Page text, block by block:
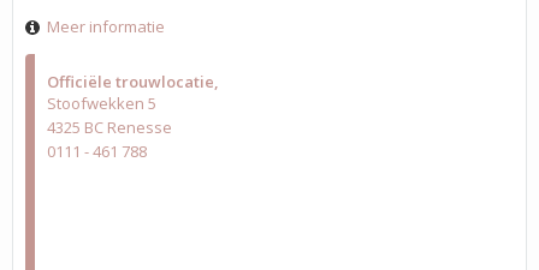
Officiële trouwlocatie
Stoofwekken 5
4325 BC Renesse
0111 - 461 788
Meer informatie